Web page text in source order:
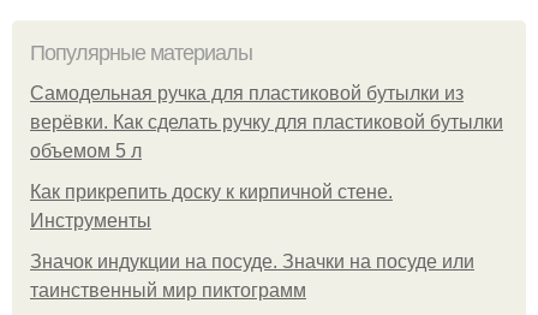
Популярные материалы
Самодельная ручка для пластиковой бутылки из
верёвки. Как сделать ручку для пластиковой бутылки
объемом 5 л
Как прикрепить доску к кирпичной стене.
Инструменты
Значок индукции на посуде. Значки на посуде или
таинственный мир пиктограмм